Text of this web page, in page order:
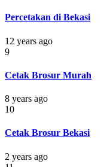
Percetakan di Bekasi
12 years ago
9
Cetak Brosur Murah
8 years ago
10
Cetak Brosur Bekasi
2 years ago